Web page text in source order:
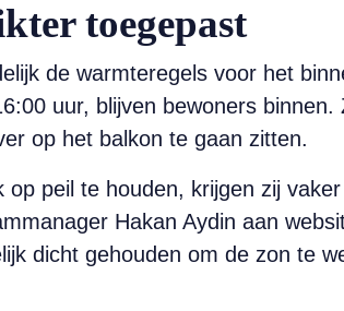
toegepast
de warmteregels voor het
uur, blijven bewoners binnen.
op het balkon te gaan zitten.
peil te houden, krijgen zij
Hakan Aydin aan
dicht gehouden om de zon te